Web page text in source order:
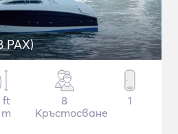
PAX)
ft
8
Кръстосване
1